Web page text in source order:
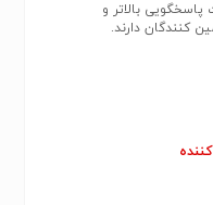
بالاتر و
کنندگان دارند.